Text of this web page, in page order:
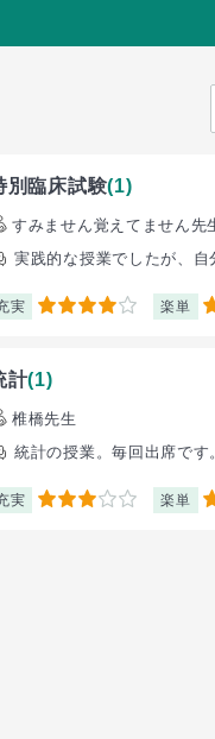
別臨床試験(1)
すみません覚えてません先
実践的な授業でしたが、自
実 4 楽単 4
計(1)
椎橋先生
統計の授業。毎回出席です
実 3 楽単 3